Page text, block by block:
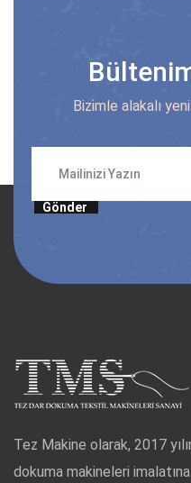
Bizimle alakalı
Gönder
Tez Makine olarak, 2017
dokuma makineleri